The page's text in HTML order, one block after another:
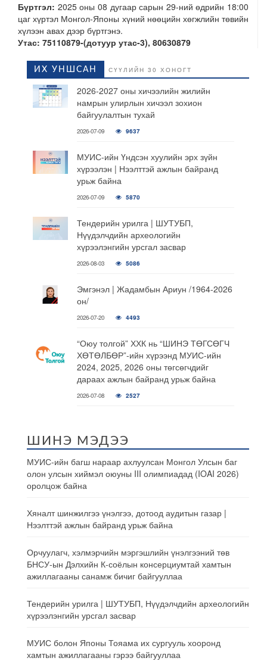
Бүртгэл: 2025 оны 08 дугаар сарын 29-ний өдрийн 18:00
цаг хүртэл Монгол-Японы хүний нөөцийн хөгжлийн төвийн
хүлээн авах дээр бүртгэнэ.
Утас: 75110879-(дотуур утас-3), 80630879
ИХ УНШСАН СҮҮЛИЙН 30 ХОНОГТ
2026-2027 оны хичээлийн жилийн
намрын улирлын хичээл зохион
байгуулалтын тухай
2026-07-09 9637
МУИС-ийн Үндсэн хуулийн эрх зүйн
хүрээлэн | Нээлттэй ажлын байранд
урьж байна
2026-07-09 5870
Тендерийн урилга | ШУТУБП,
Нүүдэлчдийн археологийн
хүрээлэнгийн урсгал засвар
2026-08-03 5086
Эмгэнэл | Жадамбын Ариун /1964-2026
он/
2026-07-20 4493
“Оюу толгой” ХХК нь “ШИНЭ ТӨГСӨГЧ
ХӨТӨЛБӨР”-ийн хүрээнд МУИС-ийн
2024, 2025, 2026 оны төгсөгчдийг
дараах ажлын байранд урьж байна
2026-07-08 2527
ШИНЭ МЭДЭЭ
МУИС-ийн багш нараар ахлуулсан Монгол Улсын баг
олон улсын хиймэл оюуны III олимпиадад (IOAI 2026)
оролцож байна
Хяналт шинжилгээ үнэлгээ, дотоод аудитын газар |
Нээлттэй ажлын байранд урьж байна
Орчуулагч, хэлмэрчийн мэргэшлийн үнэлгээний төв
БНСУ-ын Дэлхийн К-соёлын консерциумтай хамтын
ажиллагааны санамж бичиг байгууллаа
Тендерийн урилга | ШУТУБП, Нүүдэлчдийн археологийн
хүрээлэнгийн урсгал засвар
МУИС болон Японы Тояама их сургууль хооронд
хамтын ажиллагааны гэрээ байгууллаа